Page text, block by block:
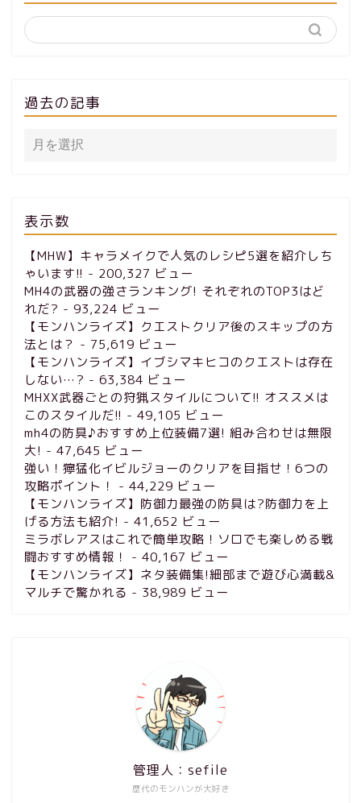
過去の記事
表示数
【MHW】キャラメイクで人気のレシピ5選を紹介しち
ゃいます!! - 200,327 ビュー
MH4の武器の強さランキング! それぞれのTOP3はど
れだ? - 93,224 ビュー
【モンハンライズ】クエストクリア後のスキップの方
法とは？ - 75,619 ビュー
【モンハンライズ】イブシマキヒコのクエストは存在
しない…? - 63,384 ビュー
MHXX武器ごとの狩猟スタイルについて!! オススメは
このスタイルだ!! - 49,105 ビュー
mh4の防具♪おすすめ上位装備7選! 組み合わせは無限
大! - 47,645 ビュー
強い！獰猛化イビルジョーのクリアを目指せ！6つの
攻略ポイント！
- 44,229 ビュー
【モンハンライズ】防御力最強の防具は?防御力を上
げる方法も紹介! - 41,652 ビュー
ミラボレアスはこれで簡単攻略！ソロでも楽しめる戦
闘おすすめ情報！
- 40,167 ビュー
【モンハンライズ】ネタ装備集!細部まで遊び心満載&
マルチで驚かれる - 38,989 ビュー
歴代のモンハンが大好き
管理人：sefile